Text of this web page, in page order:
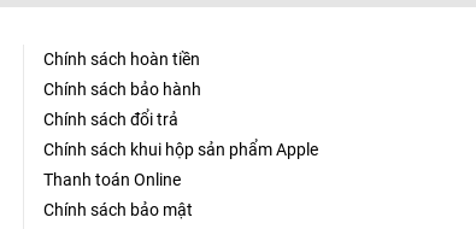
Chính sách hoàn tiền
Chính sách bảo hành
Chính sách đổi trả
Chính sách khui hộp sản phẩm Apple
Thanh toán Online
Chính sách bảo mật